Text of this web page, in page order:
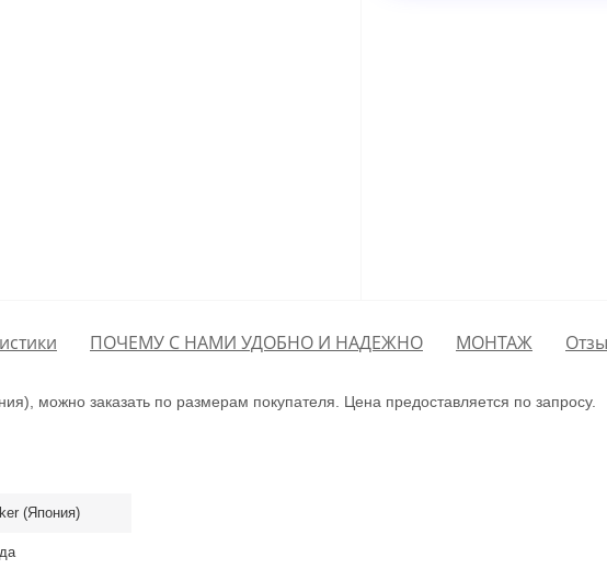
ПОЧЕМУ С НАМИ УДОБНО И НАДЕЖНО МОНТАЖ
можно заказать по размерам покупателя. Цена предоставляется по запросу.
(Япония)